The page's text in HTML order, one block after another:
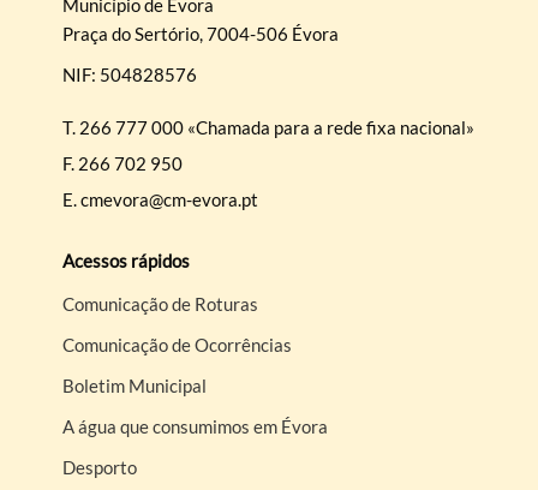
Município de Évora
Praça do Sertório, 7004-506 Évora
NIF: 504828576
T. 266 777 000 «Chamada para a rede fixa nacional»
F. 266 702 950
E.cmevora@cm-evora.pt
Acessos rápidos
Comunicação de Roturas
Comunicação de Ocorrências
Boletim Municipal
A água que consumimos em Évora
Desporto